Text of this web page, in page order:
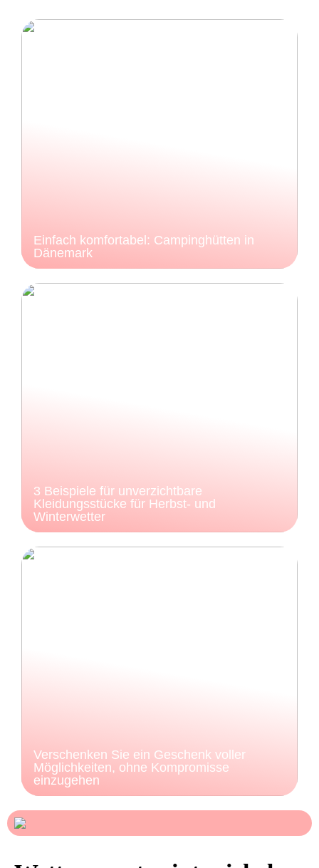
Einfach komfortabel: Campinghütten in
Dänemark
3 Beispiele für unverzichtbare
Kleidungsstücke für Herbst- und
Winterwetter
Verschenken Sie ein Geschenk voller
Möglichkeiten, ohne Kompromisse
einzugehen